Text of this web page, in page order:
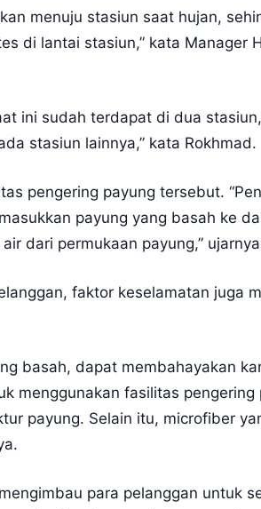
menuju stasiun saat hujan,
di lantai stasiun,” kata Manager
ini sudah terdapat di dua
stasiun lainnya,” kata Rokhmad.
pengering payung tersebut.
payung yang basah ke
dari permukaan payung,”
faktor keselamatan juga
basah, dapat membahayakan
menggunakan fasilitas
payung. Selain itu, microfiber
para pelanggan untuk